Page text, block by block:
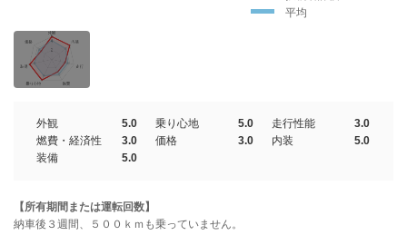
平均
外観 5.0 乗り心地 5.0 走行性能
3.0
燃費・経済性
3.0 価格 3.0 内装
5.0
装備
5.0
【所有期間または運転回数】
納車後３週間、５００ｋｍも乗っていません。